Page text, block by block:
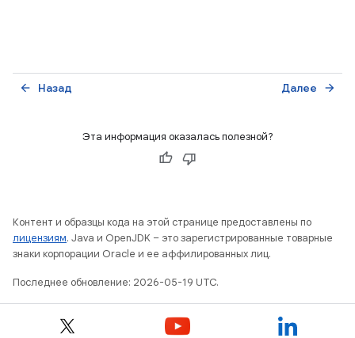
Назад
arrow_back Далее arrow_forward
Эта информация оказалась полезной?
Контент и образцы кода на этой странице предоставлены по
лицензиям. Java и OpenJDK – это зарегистрированные товарные
знаки корпорации Oracle и ее аффилированных лиц.
Последнее обновление: 2026-05-19 UTC.